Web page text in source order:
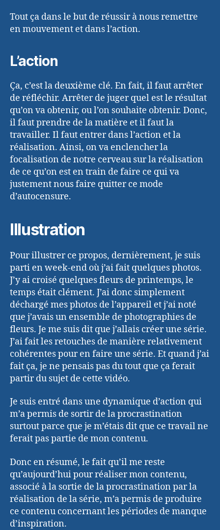
Tout ça dans le but de réussir à nous remettre
en mouvement et dans l’action.
L’action
Ça, c’est la deuxième clé. En fait, il faut arrêter
de réfléchir. Arrêter de juger quel est le résultat
qu’on va obtenir, ou l’on souhaite obtenir. Donc,
il faut prendre de la matière et il faut la
travailler. Il faut entrer dans l’action et la
réalisation. Ainsi, on va enclencher la
focalisation de notre cerveau sur la réalisation
de ce qu’on est en train de faire ce qui va
justement nous faire quitter ce mode
d’autocensure.
Illustration
Pour illustrer ce propos, dernièrement, je suis
parti en week-end où j’ai fait quelques photos.
J’y ai croisé quelques fleurs de printemps, le
temps était clément. J’ai donc simplement
déchargé mes photos de l’appareil et j’ai noté
que j’avais un ensemble de photographies de
fleurs. Je me suis dit que j’allais créer une série.
J’ai fait les retouches de manière relativement
cohérentes pour en faire une série. Et quand j’ai
fait ça, je ne pensais pas du tout que ça ferait
partir du sujet de cette vidéo.
Je suis entré dans une dynamique d’action qui
m’a permis de sortir de la procrastination
surtout parce que je m’étais dit que ce travail ne
ferait pas partie de mon contenu.
Donc en résumé, le fait qu’il me reste
qu’aujourd’hui pour réaliser mon contenu,
associé à la sortie de la procrastination par la
réalisation de la série, m’a permis de produire
ce contenu concernant les périodes de manque
d’inspiration.